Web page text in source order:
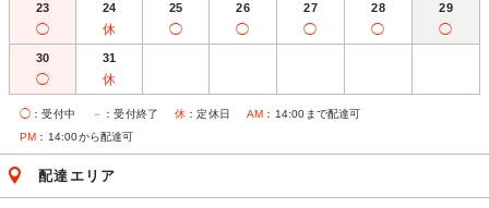
23
◯
24
休
25
◯
26
◯
27
◯
28
◯
29
◯
30
◯
31
休
◯ ：受付中 － ：受付終了 休 ：定休日 AM ：14:00まで配達可
PM ：14:00から配達可
配達エリア